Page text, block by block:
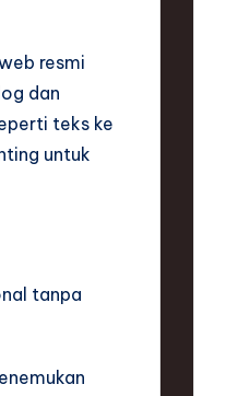
resmi
dan
teks ke
untuk
tanpa